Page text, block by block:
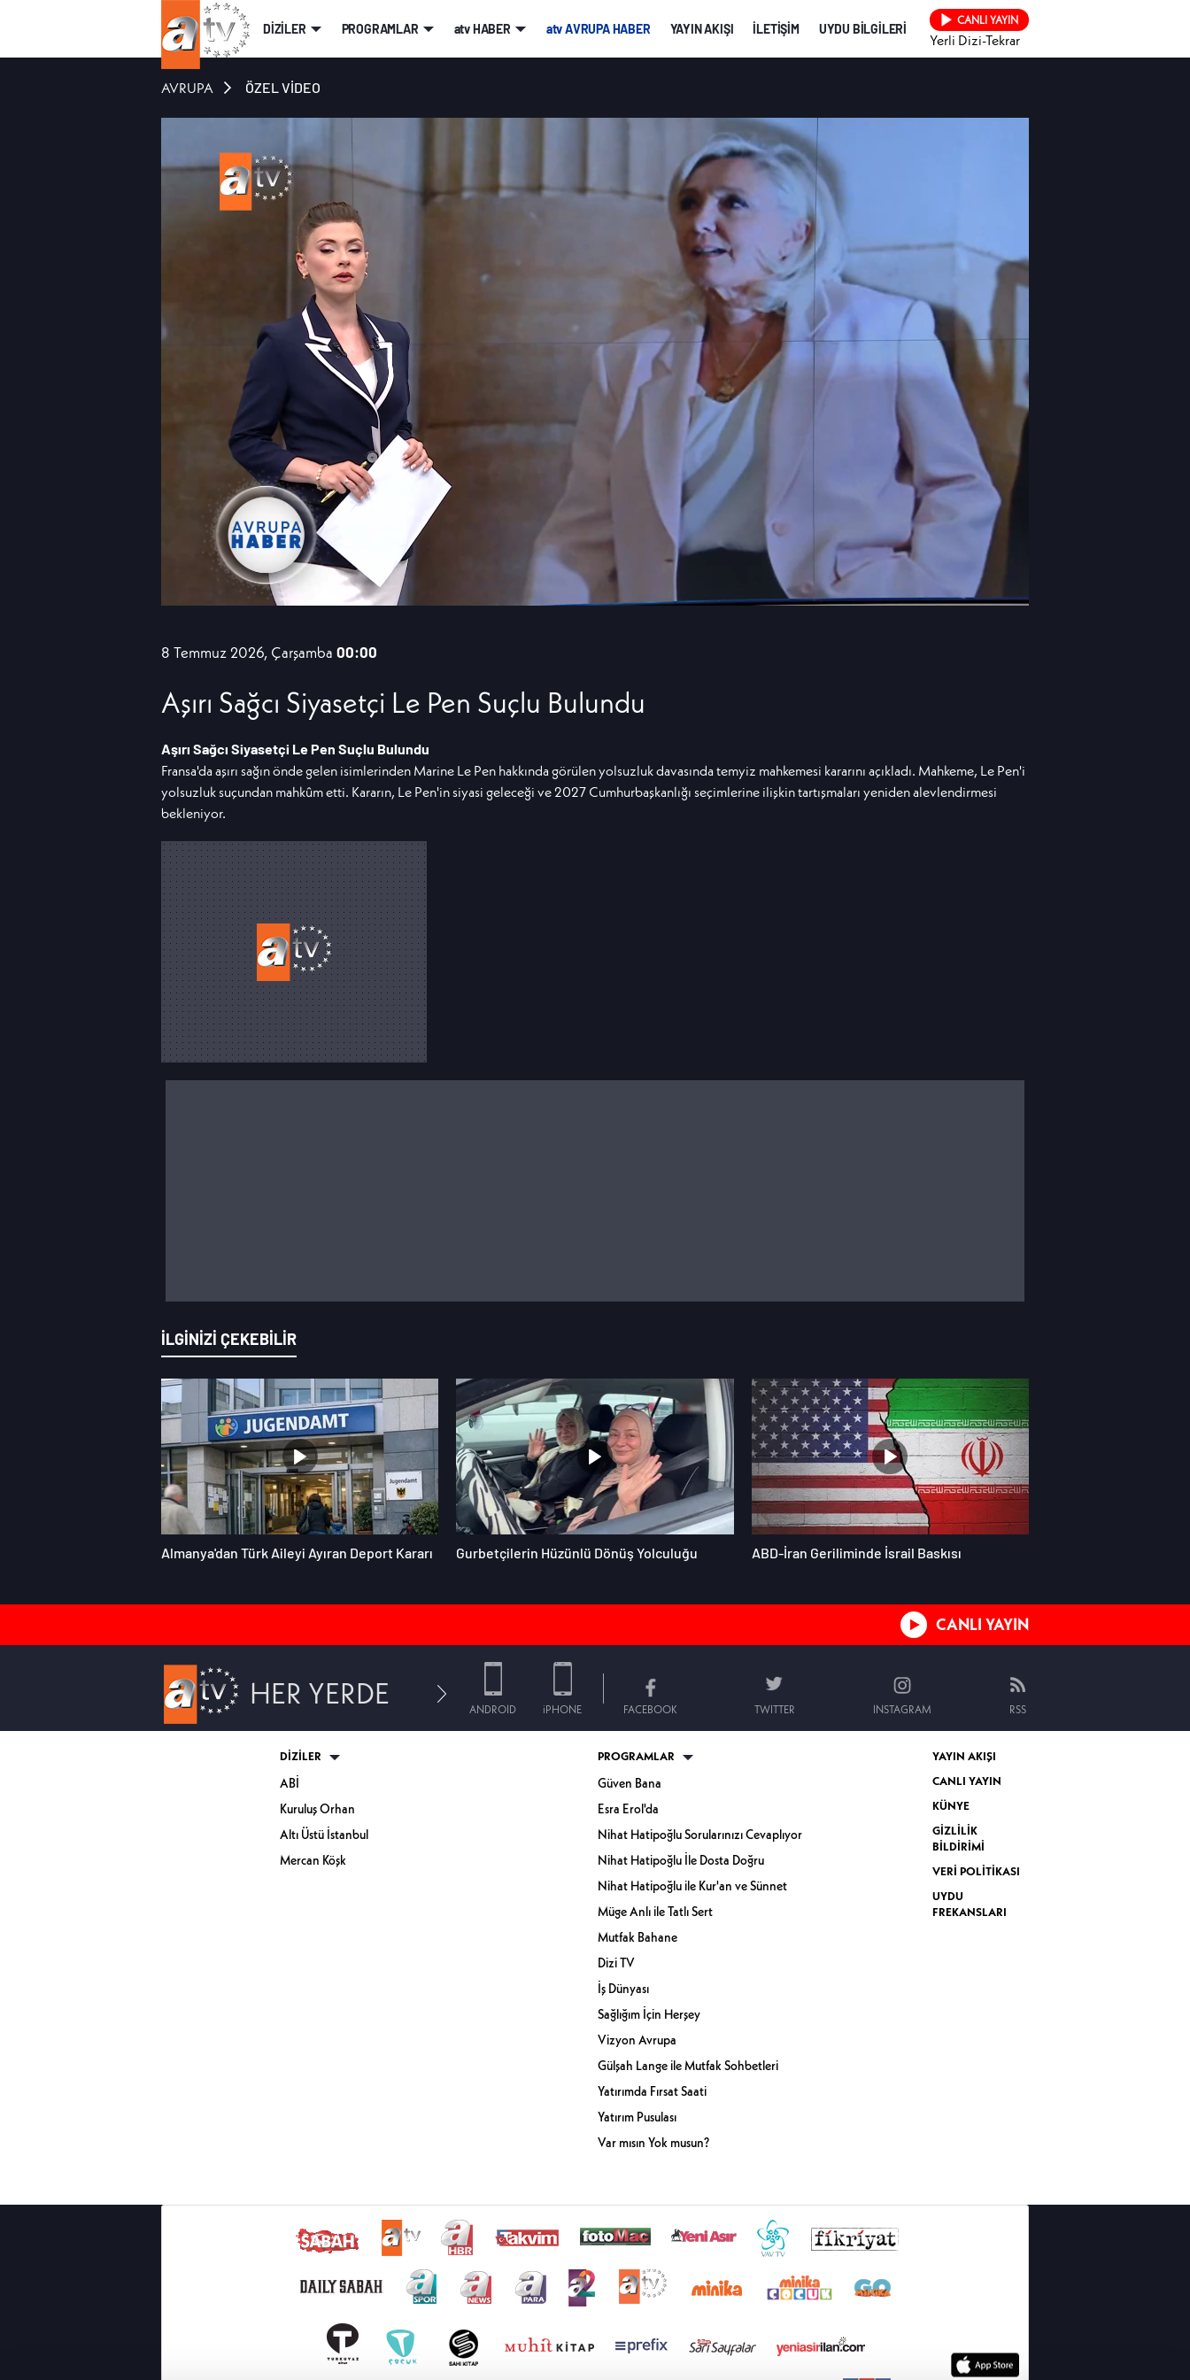
DİZİLER PROGRAMLAR atv HABER atv AVRUPA HABER YAYIN AKIŞI İLETİŞİM UYDU BİLGİLERİ
CANLI YAYIN
Yerli Dizi-Tekrar
AVRUPA ÖZEL VİDEO
8 Temmuz 2026, Çarşamba 00:00
Aşırı Sağcı Siyasetçi Le Pen Suçlu Bulundu
Aşırı Sağcı Siyasetçi Le Pen Suçlu Bulundu
Fransa'da aşırı sağın önde gelen isimlerinden Marine Le Pen hakkında görülen yolsuzluk davasında temyiz mahkemesi kararını açıkladı. Mahkeme, Le Pen'i
yolsuzluk suçundan mahkûm etti. Kararın, Le Pen'in siyasi geleceği ve 2027 Cumhurbaşkanlığı seçimlerine ilişkin tartışmaları yeniden alevlendirmesi
bekleniyor.
İLGİNİZİ ÇEKEBİLİR
Almanya'dan Türk Aileyi Ayıran Deport Kararı Gurbetçilerin Hüzünlü Dönüş Yolculuğu ABD-İran Geriliminde İsrail Baskısı
CANLI YAYIN
HER YERDE ANDROID iPHONE FACEBOOK TWITTER INSTAGRAM RSS
DİZİLER
ABİ
Kuruluş Orhan
Altı Üstü İstanbul
Mercan Köşk
PROGRAMLAR
Güven Bana
Esra Erol'da
Nihat Hatipoğlu Sorularınızı Cevaplıyor
Nihat Hatipoğlu İle Dosta Doğru
Nihat Hatipoğlu ile Kur'an ve Sünnet
Müge Anlı ile Tatlı Sert
Mutfak Bahane
Dizi TV
İş Dünyası
Sağlığım İçin Herşey
Vizyon Avrupa
Gülşah Lange ile Mutfak Sohbetleri
Yatırımda Fırsat Saati
Yatırım Pusulası
Var mısın Yok musun?
YAYIN AKIŞI
CANLI YAYIN
KÜNYE
GİZLİLİK
BİLDİRİMİ
VERİ POLİTİKASI
UYDU
FREKANSLARI